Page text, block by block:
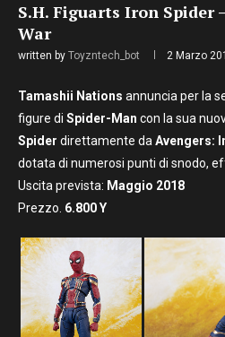
S.H. Figuarts Iron Spider
War
written by Toyzntech_bot 2 Marzo
Tamashii Nations annuncia per la
figure di Spider-Man con la sua
Spider direttamente daAvengers:
dotata di numerosi punti di snodo,
Uscita prevista: Maggio 2018
Prezzo. 6.800 Y